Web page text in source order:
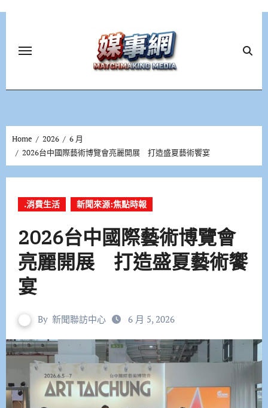
Home 2026
6 月
2026台中國際藝術博覽會亮麗開展 打造盛夏藝術饗宴
.消費生活 新聞來源:焦點時報
2026台中國際藝術博覽會
亮麗開展 打造盛夏藝術饗
宴
By 新聞聯訪中心 6 月 5, 2026